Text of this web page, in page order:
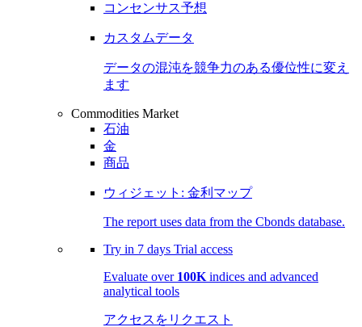
コンセンサス予想
カスタムデータ
データの混沌を競争力のある優位性に変え
ます
Commodities Market
石油
金
商品
ウィジェット: 金利マップ
The report uses data from the Cbonds database.
Try in 7 days Trial access
Evaluate over 100K indices and advanced
analytical tools
アクセスをリクエスト